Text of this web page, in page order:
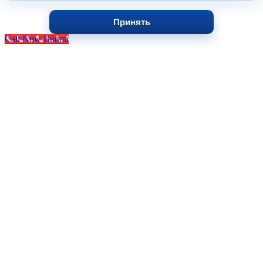
Принять
Call Now Button